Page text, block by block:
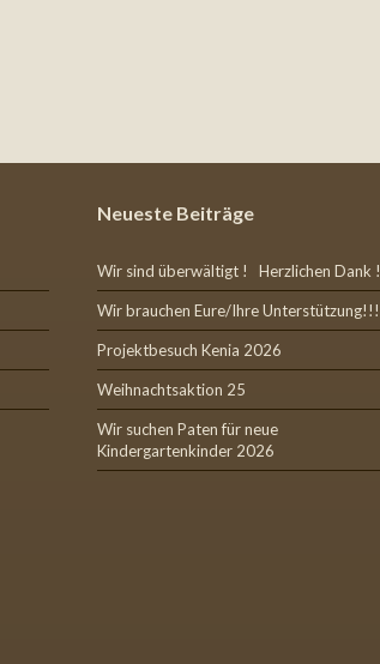
Neueste Beiträge
Wir sind überwältigt ! Herzlichen Dank !
Wir brauchen Eure/Ihre Unterstützung!!!
Projektbesuch Kenia 2026
Weihnachtsaktion 25
Wir suchen Paten für neue
Kindergartenkinder 2026